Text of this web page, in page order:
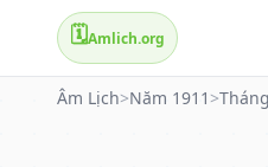
🗓️Amlich.org
Âm Lịch>Năm 1911 >